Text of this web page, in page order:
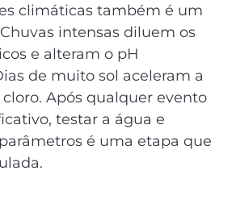
climáticas também é um
intensas diluem os
e alteram o pH
de muito sol aceleram a
Após qualquer evento
testar a água e
é uma etapa que